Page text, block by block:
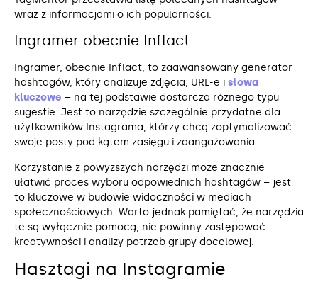
wraz z informacjami o ich popularności.
Ingramer obecnie Inflact
Ingramer, obecnie Inflact, to zaawansowany generator
hashtagów, który analizuje zdjęcia, URL-e i słowa
kluczowe – na tej podstawie dostarcza różnego typu
sugestie. Jest to narzędzie szczególnie przydatne dla
użytkowników Instagrama, którzy chcą zoptymalizować
swoje posty pod kątem zasięgu i zaangażowania.
Korzystanie z powyższych narzędzi może znacznie
ułatwić proces wyboru odpowiednich hashtagów – jest
to kluczowe w budowie widoczności w mediach
społecznościowych. Warto jednak pamiętać, że narzędzia
te są wyłącznie pomocą, nie powinny zastępować
kreatywności i analizy potrzeb grupy docelowej.
Hasztagi na Instagramie